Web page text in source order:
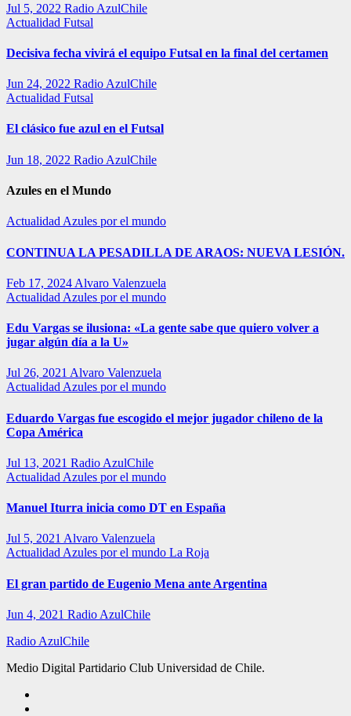
Jul 5, 2022 Radio AzulChile
Actualidad Futsal
Decisiva fecha vivirá el equipo Futsal en la final del certamen
Jun 24, 2022 Radio AzulChile
Actualidad Futsal
El clásico fue azul en el Futsal
Jun 18, 2022 Radio AzulChile
Azules en el Mundo
Actualidad Azules por el mundo
CONTINUA LA PESADILLA DE ARAOS: NUEVA LESIÓN.
Feb 17, 2024 Alvaro Valenzuela
Actualidad Azules por el mundo
Edu Vargas se ilusiona: «La gente sabe que quiero volver a
jugar algún día a la U»
Jul 26, 2021 Alvaro Valenzuela
Actualidad Azules por el mundo
Eduardo Vargas fue escogido el mejor jugador chileno de la
Copa América
Jul 13, 2021 Radio AzulChile
Actualidad Azules por el mundo
Manuel Iturra inicia como DT en España
Jul 5, 2021 Alvaro Valenzuela
Actualidad Azules por el mundo La Roja
El gran partido de Eugenio Mena ante Argentina
Jun 4, 2021 Radio AzulChile
Radio AzulChile
Medio Digital Partidario Club Universidad de Chile.